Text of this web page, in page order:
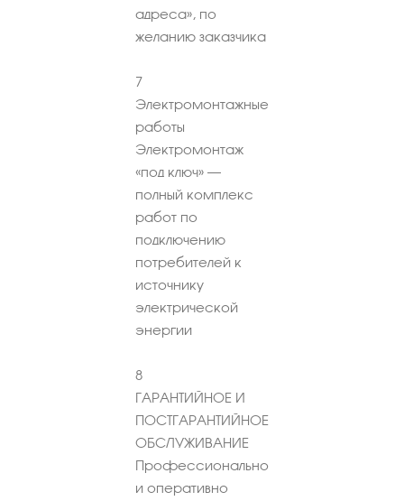
адреса», по
желанию заказчика
7
Электромонтажные
работы
Электромонтаж
«под ключ» –
полный комплекс
работ по
подключению
потребителей к
источнику
электрической
энергии
8
ГАРАНТИЙНОЕ И
ПОСТГАРАНТИЙНОЕ
ОБСЛУЖИВАНИЕ
Профессионально
и оперативно